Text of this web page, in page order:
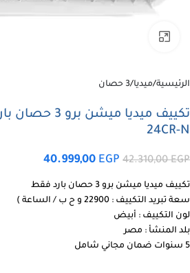
الرئيسية/ميديا/3 حصان
24CR-N
42.310,00EGP
40.999,00 EGP
تكييف ميديا ميشن برو 3 حصان بارد فقط
سعة تبريد التكييف : 22900 و ح ب / الساعة )
لون التكييف : أبيض
بلد المنشأ : مصر
5 سنوات ضمان مجاني شامل